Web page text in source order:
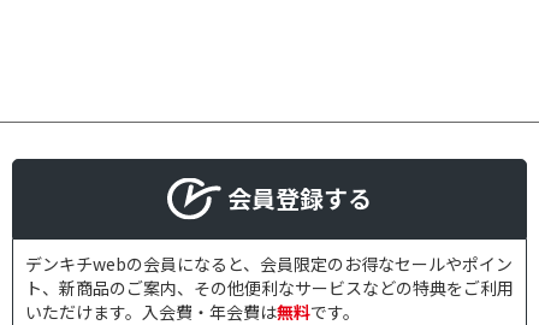
会員登録する
デンキチwebの会員になると、会員限定のお得なセールやポイン
ト、新商品のご案内、その他便利なサービスなどの特典をご利用
いただけます。入会費・年会費は無料です。